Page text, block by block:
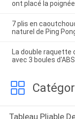
ont placé la
7 plis en
naturel de Ping
La double raquette
avec 3 boules d'ABS
Tableau Pliable